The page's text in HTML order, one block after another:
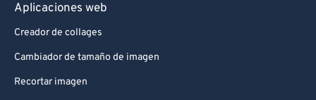
Aplicaciones web
Creador de collages
Cambiador de tamaño de imagen
Recortar imagen